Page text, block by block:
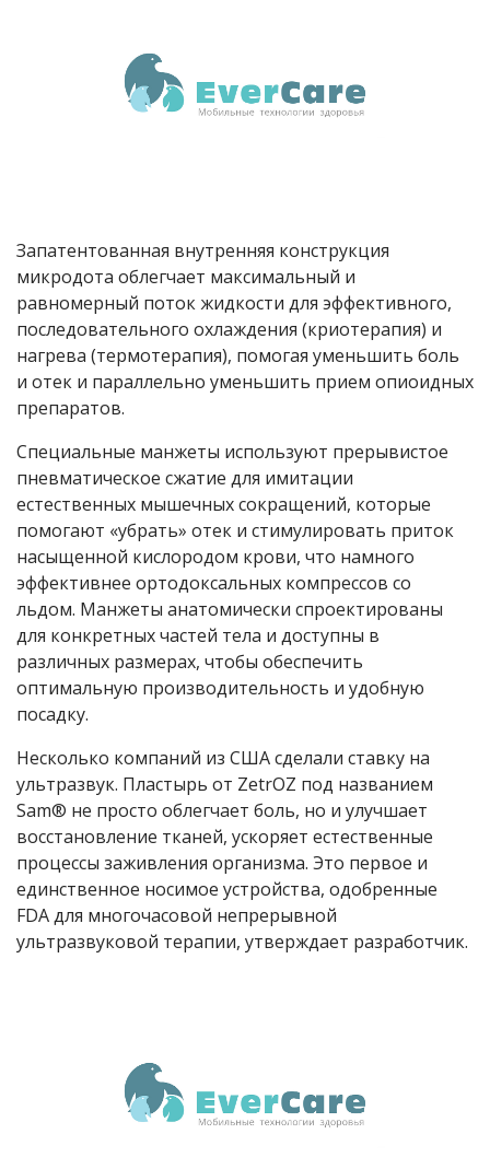
Запатентованная внутренняя конструкция
микродота облегчает максимальный и
равномерный поток жидкости для эффективного,
последовательного охлаждения (криотерапия) и
нагрева (термотерапия), помогая уменьшить боль
и отек и параллельно уменьшить прием опиоидных
препаратов.
Специальные манжеты используют прерывистое
пневматическое сжатие для имитации
естественных мышечных сокращений, которые
помогают «убрать» отек и стимулировать приток
насыщенной кислородом крови, что намного
эффективнее ортодоксальных компрессов со
льдом. Манжеты анатомически спроектированы
для конкретных частей тела и доступны в
различных размерах, чтобы обеспечить
оптимальную производительность и удобную
посадку.
Несколько компаний из США сделали ставку на
ультразвук. Пластырь от ZetrOZ под названием
Sam® не просто облегчает боль, но и улучшает
восстановление тканей, ускоряет естественные
процессы заживления организма. Это первое и
единственное носимое устройства, одобренные
FDA для многочасовой непрерывной
ультразвуковой терапии, утверждает разработчик.